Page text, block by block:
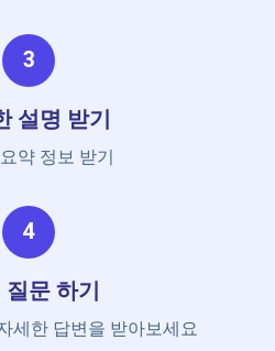
3
설명 받기
약 정보 받기
4
질문 하기
세한 답변을 받아보세요